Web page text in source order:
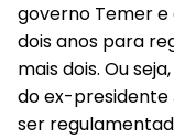
governo Temer e
dois anos para
mais dois. Ou
do ex-presidente
ser